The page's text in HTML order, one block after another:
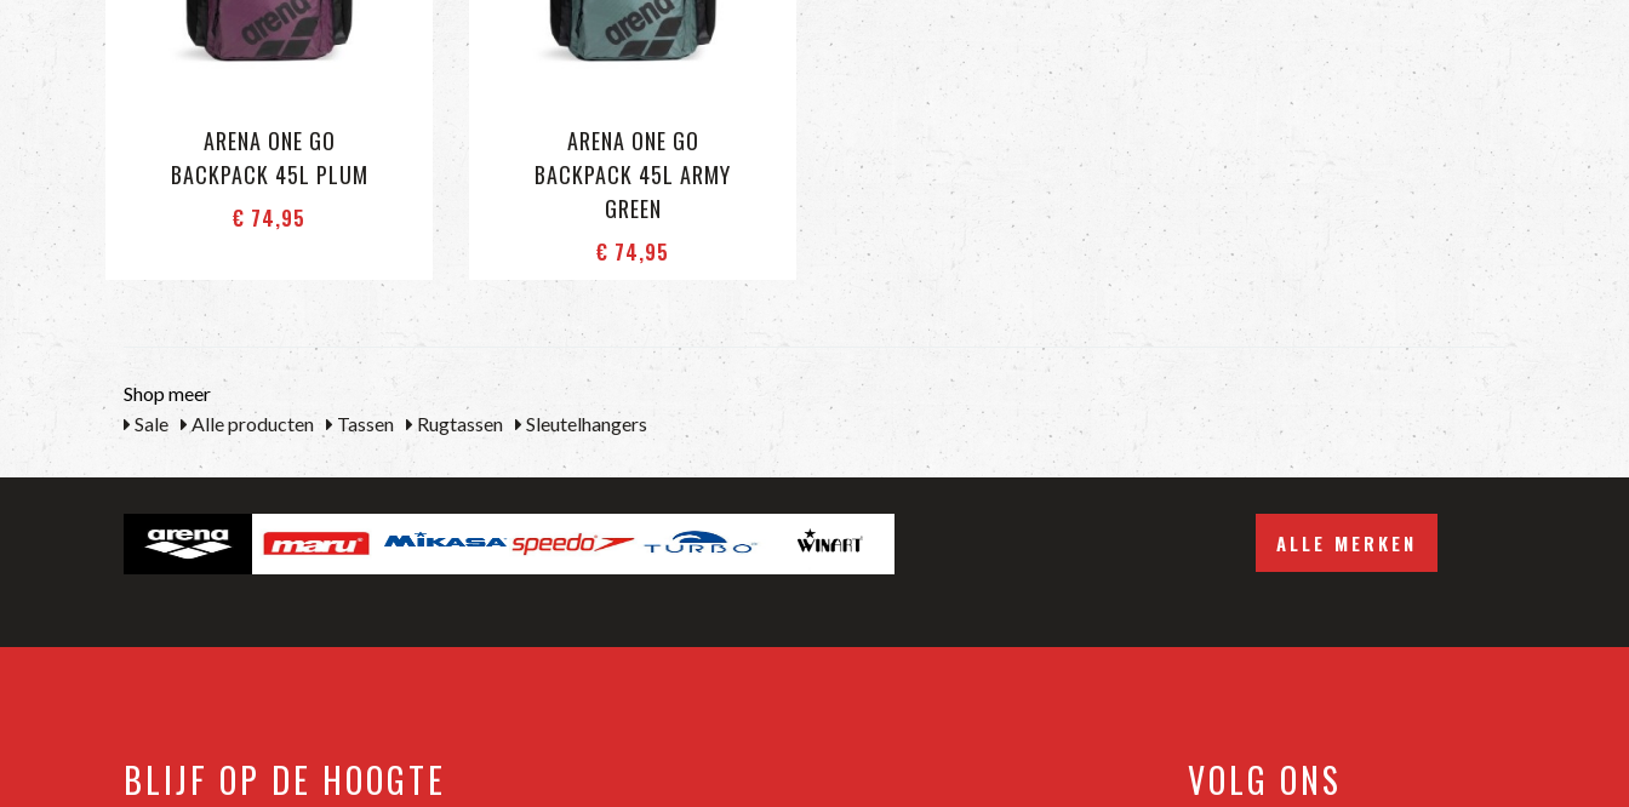
ARENA ONE GO
BACKPACK 45L PLUM
€ 74,95
ARENA ONE GO
BACKPACK 45L ARMY
GREEN
€ 74,95
Shop meer
Sale
Alle producten Tassen Rugtassen Sleutelhangers
ALLE MERKEN
BLIJF OP DE HOOGTE VOLG ONS